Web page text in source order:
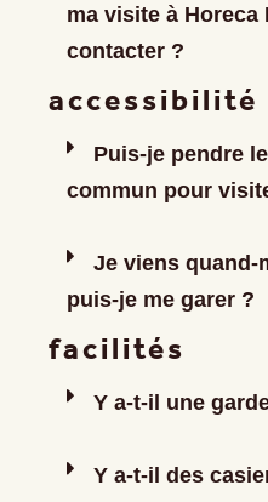
ma visite à Horeca
contacter ?
accessibilité
Puis-je pendre
commun pour
Je viens quand-
puis-je me garer ?
facilités
Y a-t-il une
Y a-t-il des